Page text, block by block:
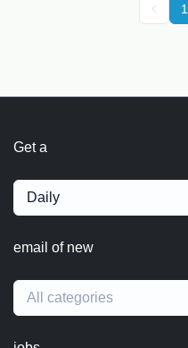
1
Get a
Daily
email of new
All categories